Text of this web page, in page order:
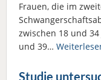
Frauen, die im
zwischen 18 und
und 39…
Studie